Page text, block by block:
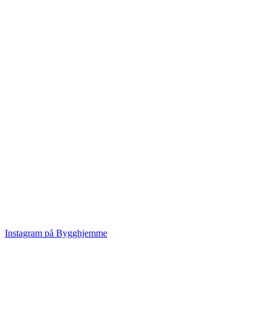
Instagram på Bygghjemme